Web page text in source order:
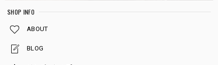
SHOP INFO
ABOUT
BLOG